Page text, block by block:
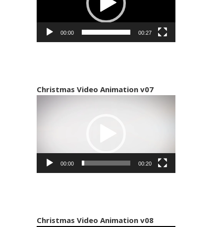
00:00 00:27
Christmas Video Animation v07
00:00 00:20
Christmas Video Animation v08